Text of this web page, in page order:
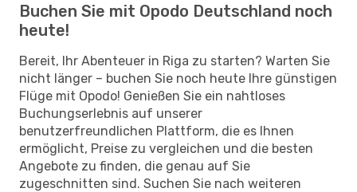
Buchen Sie mit Opodo Deutschland noch
heute!
Bereit, Ihr Abenteuer in Riga zu starten? Warten Sie
nicht länger – buchen Sie noch heute Ihre günstigen
Flüge mit Opodo! Genießen Sie ein nahtloses
Buchungserlebnis auf unserer
benutzerfreundlichen Plattform, die es Ihnen
ermöglicht, Preise zu vergleichen und die besten
Angebote zu finden, die genau auf Sie
zugeschnitten sind. Suchen Sie nach weiteren